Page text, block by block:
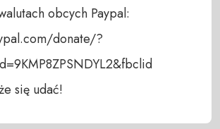
obcych Paypal:
donate/?
się udać!